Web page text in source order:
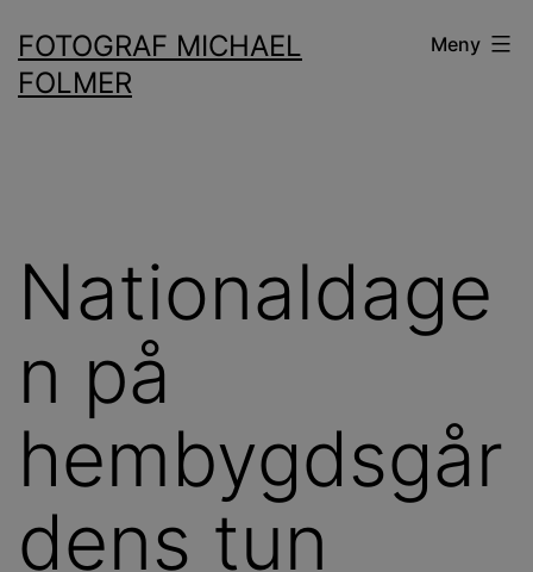
till
innehåll
FOTOGRAF MICHAEL
FOLMER
Meny
Nationaldage
n på
hembygdsgår
dens tun